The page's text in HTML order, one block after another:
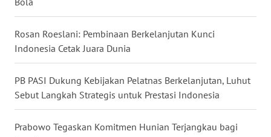
Rosan Roeslani: Pembinaan Berkelanjutan Kunci
Indonesia Cetak Juara Dunia
PB PASI Dukung Kebijakan Pelatnas Berkelanjutan, Luhut
Sebut Langkah Strategis untuk Prestasi Indonesia
Prabowo Tegaskan Komitmen Hunian Terjangkau bagi
WN